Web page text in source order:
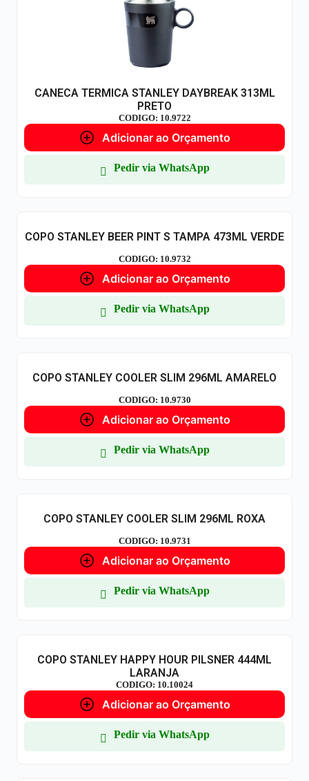
CANECA TERMICA STANLEY DAYBREAK 313ML
PRETO
CODIGO: 10.9722
Adicionar ao Orçamento
Pedir via WhatsApp
COPO STANLEY BEER PINT S TAMPA 473ML VERDE
CODIGO: 10.9732
Adicionar ao Orçamento
Pedir via WhatsApp
COPO STANLEY COOLER SLIM 296ML AMARELO
CODIGO: 10.9730
Adicionar ao Orçamento
Pedir via WhatsApp
COPO STANLEY COOLER SLIM 296ML ROXA
CODIGO: 10.9731
Adicionar ao Orçamento
Pedir via WhatsApp
COPO STANLEY HAPPY HOUR PILSNER 444ML
LARANJA
CODIGO: 10.10024
Adicionar ao Orçamento
Pedir via WhatsApp